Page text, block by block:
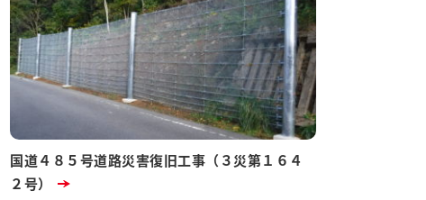
国道４８５号道路災害復旧工事（３災第１６４
２号）